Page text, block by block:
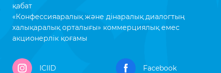
қабат
«Конфессияаралық және дінаралық диалогтың
халықаралық орталығы» коммерциялық емес
акционерлік қоғамы
ICIID Facebook